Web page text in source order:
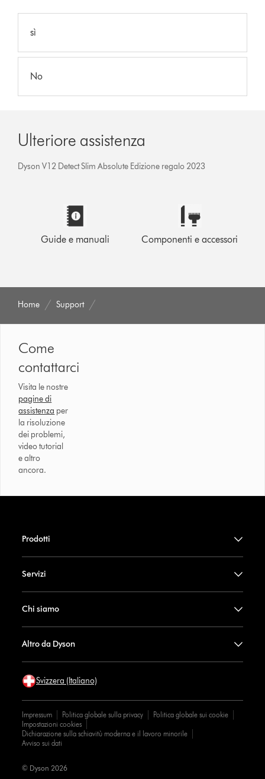
sì
No
Ulteriore assistenza
Dyson V12 Detect Slim Absolute Edizione regalo 2023
Guide e manuali Componenti e accessori
Home Support
Come
contattarci
Visita le nostre
pagine di
assistenza per
la risoluzione
dei problemi,
video tutorial
e altro
ancora.
Prodotti
Servizi
Chi siamo
Altro da Dyson
Svizzera (Italiano)
Impressum Politica globale sulla privacy
Politica globale sui cookie
Impostazioni cookies
Dichiarazione sulla schiavitù moderna e il lavoro minorile
Avviso sui dati
© Dyson 2026